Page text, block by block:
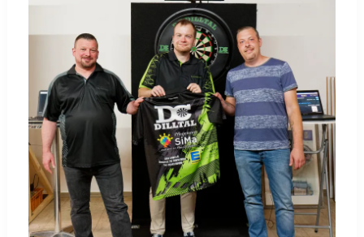
CLUBMEISTERSCHAFT
2024